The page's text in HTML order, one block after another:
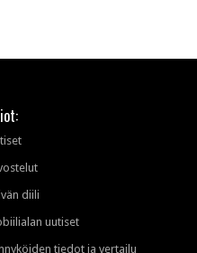
diili
uutiset
tiedot ja vertailu